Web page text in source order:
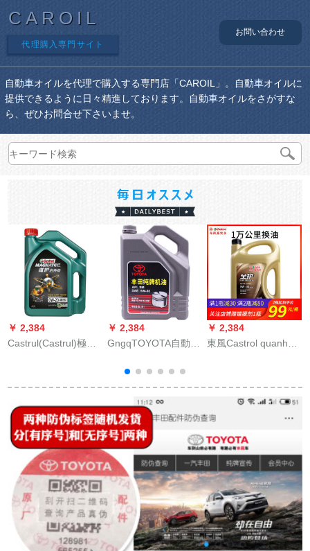
CAROIL
代理購入専門サイト
お問い合わせ
自動車オイルを代理で購入する専門店「CAROIL」。自動車オイルに
提供できるように日々精進しております。自動車オイルをさがすな
ら、ぜひお問合せ下さいませ。
￥ 2,384
Castrul(Castrul)極保
イル半合成自動車オ
イ潤滑油磁気ガス保
護開発保全合成0 W-
20 SN級4 L
￥ 2,384
GngqTOYOTA自動車
品合成エン潤滑油SM
5 W-30/5 W 30 4 Lレ
プリカ逸品凱美瑞雅
LUXハラインダー
￥ 2,384
東風Castrol quanhu
SN 4 L